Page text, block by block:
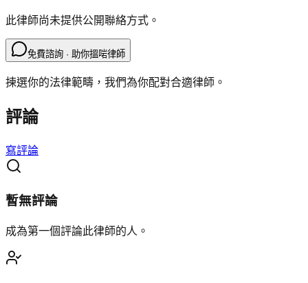
此律師尚未提供公開聯絡方式。
免費諮詢 · 助你搵啱律師
揀選你的法律範疇，我們為你配對合適律師。
評論
寫評論
暫無評論
成為第一個評論此律師的人。